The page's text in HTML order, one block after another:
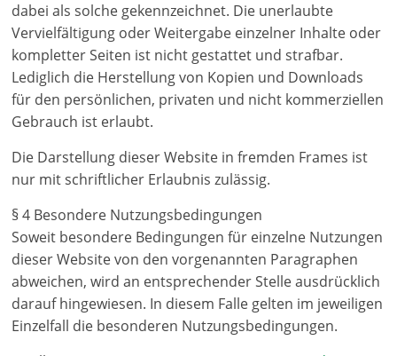
dabei als solche gekennzeichnet. Die unerlaubte
Vervielfältigung oder Weitergabe einzelner Inhalte oder
kompletter Seiten ist nicht gestattet und strafbar.
Lediglich die Herstellung von Kopien und Downloads
für den persönlichen, privaten und nicht kommerziellen
Gebrauch ist erlaubt.
Die Darstellung dieser Website in fremden Frames ist
nur mit schriftlicher Erlaubnis zulässig.
§ 4 Besondere Nutzungsbedingungen
Soweit besondere Bedingungen für einzelne Nutzungen
dieser Website von den vorgenannten Paragraphen
abweichen, wird an entsprechender Stelle ausdrücklich
darauf hingewiesen. In diesem Falle gelten im jeweiligen
Einzelfall die besonderen Nutzungsbedingungen.